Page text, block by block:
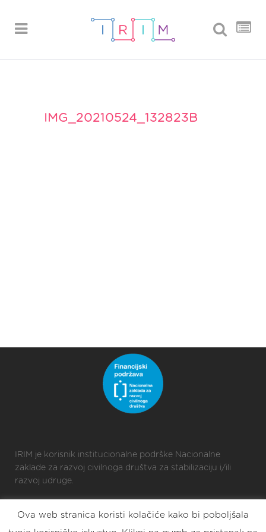
IMG_20210524_132823B
IRIM je korisnik institucionalne podrške Nacionalne
zaklade za razvoj civilnoga društva za stabilizaciju i/ili
razvoj udruge.
Ova web stranica koristi kolačiće kako bi poboljšala